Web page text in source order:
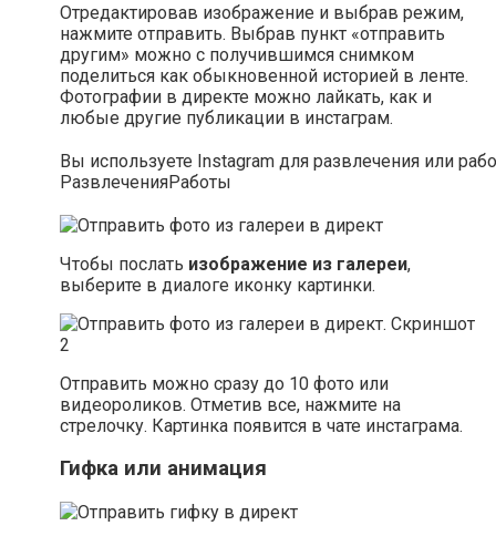
Отредактировав изображение и выбрав режим,
нажмите отправить. Выбрав пункт «отправить
другим» можно с получившимся снимком
поделиться как обыкновенной историей в ленте.
Фотографии в директе можно лайкать, как и
любые другие публикации в инстаграм.
Вы используете Instagram для развлечения или
РазвлеченияРаботы
Чтобы послать изображение из галереи,
выберите в диалоге иконку картинки.
Отправить можно сразу до 10 фото или
видеороликов. Отметив все, нажмите на
стрелочку. Картинка появится в чате инстаграма.
Гифка или анимация